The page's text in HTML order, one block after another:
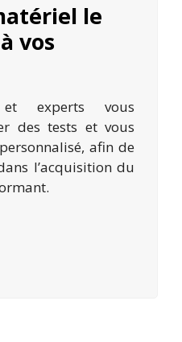
le
vos
et experts vous
des tests et vous
afin de
l’acquisition du